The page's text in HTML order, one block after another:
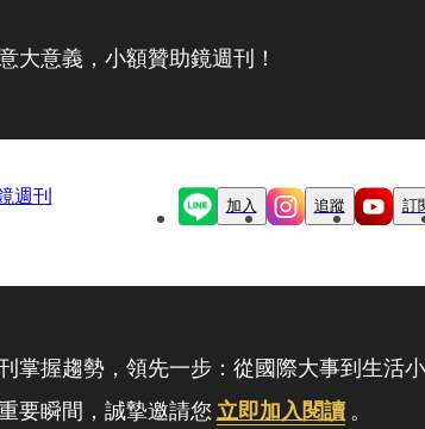
大意義，小額贊助鏡週刊！
週刊 加入 追蹤 訂
掌握趨勢，領先一步：從國際大事到生活
要瞬間，誠摯邀請您 立即加入閱讀 。